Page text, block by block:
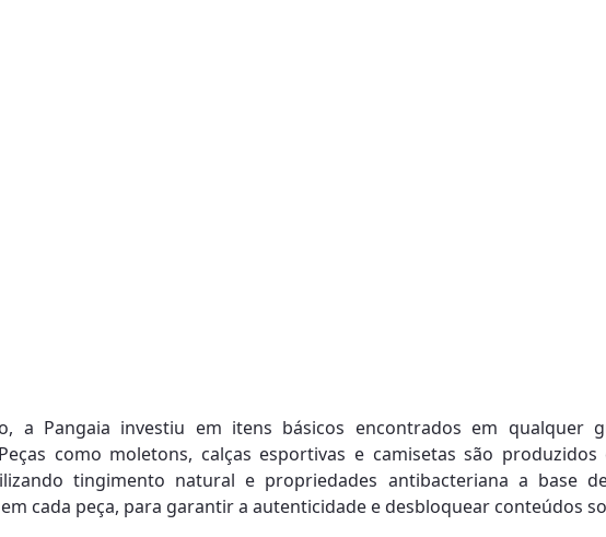
a Pangaia investiu em itens básicos encontrados em qualquer
como moletons, calças esportivas e camisetas são
tingimento natural e propriedades antibacteriana a base
cada peça, para garantir a autenticidade e desbloquear conteúdos